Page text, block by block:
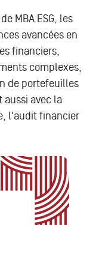
de MBA ESG, les
avancées en
financiers,
complexes,
de portefeuilles
avec la
l'audit financier